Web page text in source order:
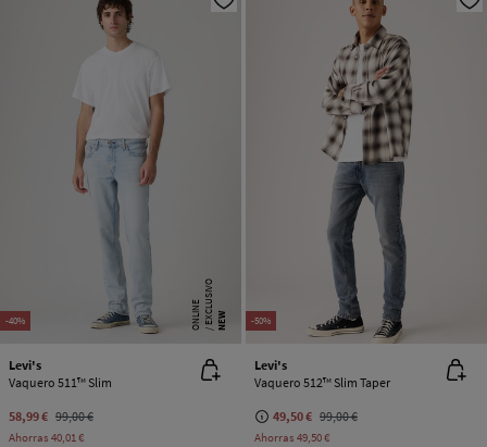
-40% NEW
E
X
C
L
U SI
V
O
O
N
LI
N
E
Levi's
Vaquero 511™ Slim
58,99 € 99,00 €
Ahorras 40,01 €
-50%
Levi's
Vaquero 512™ Slim Taper
49,50 € 99,00 €
Ahorras 49,50 €